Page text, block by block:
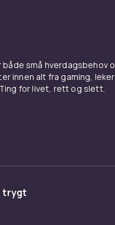
både små hverdagsbehov
innen alt fra gaming,
for livet, rett og slett.
trygt